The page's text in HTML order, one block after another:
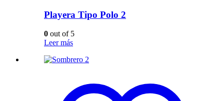
Playera Tipo Polo 2
0 out of 5
Leer más